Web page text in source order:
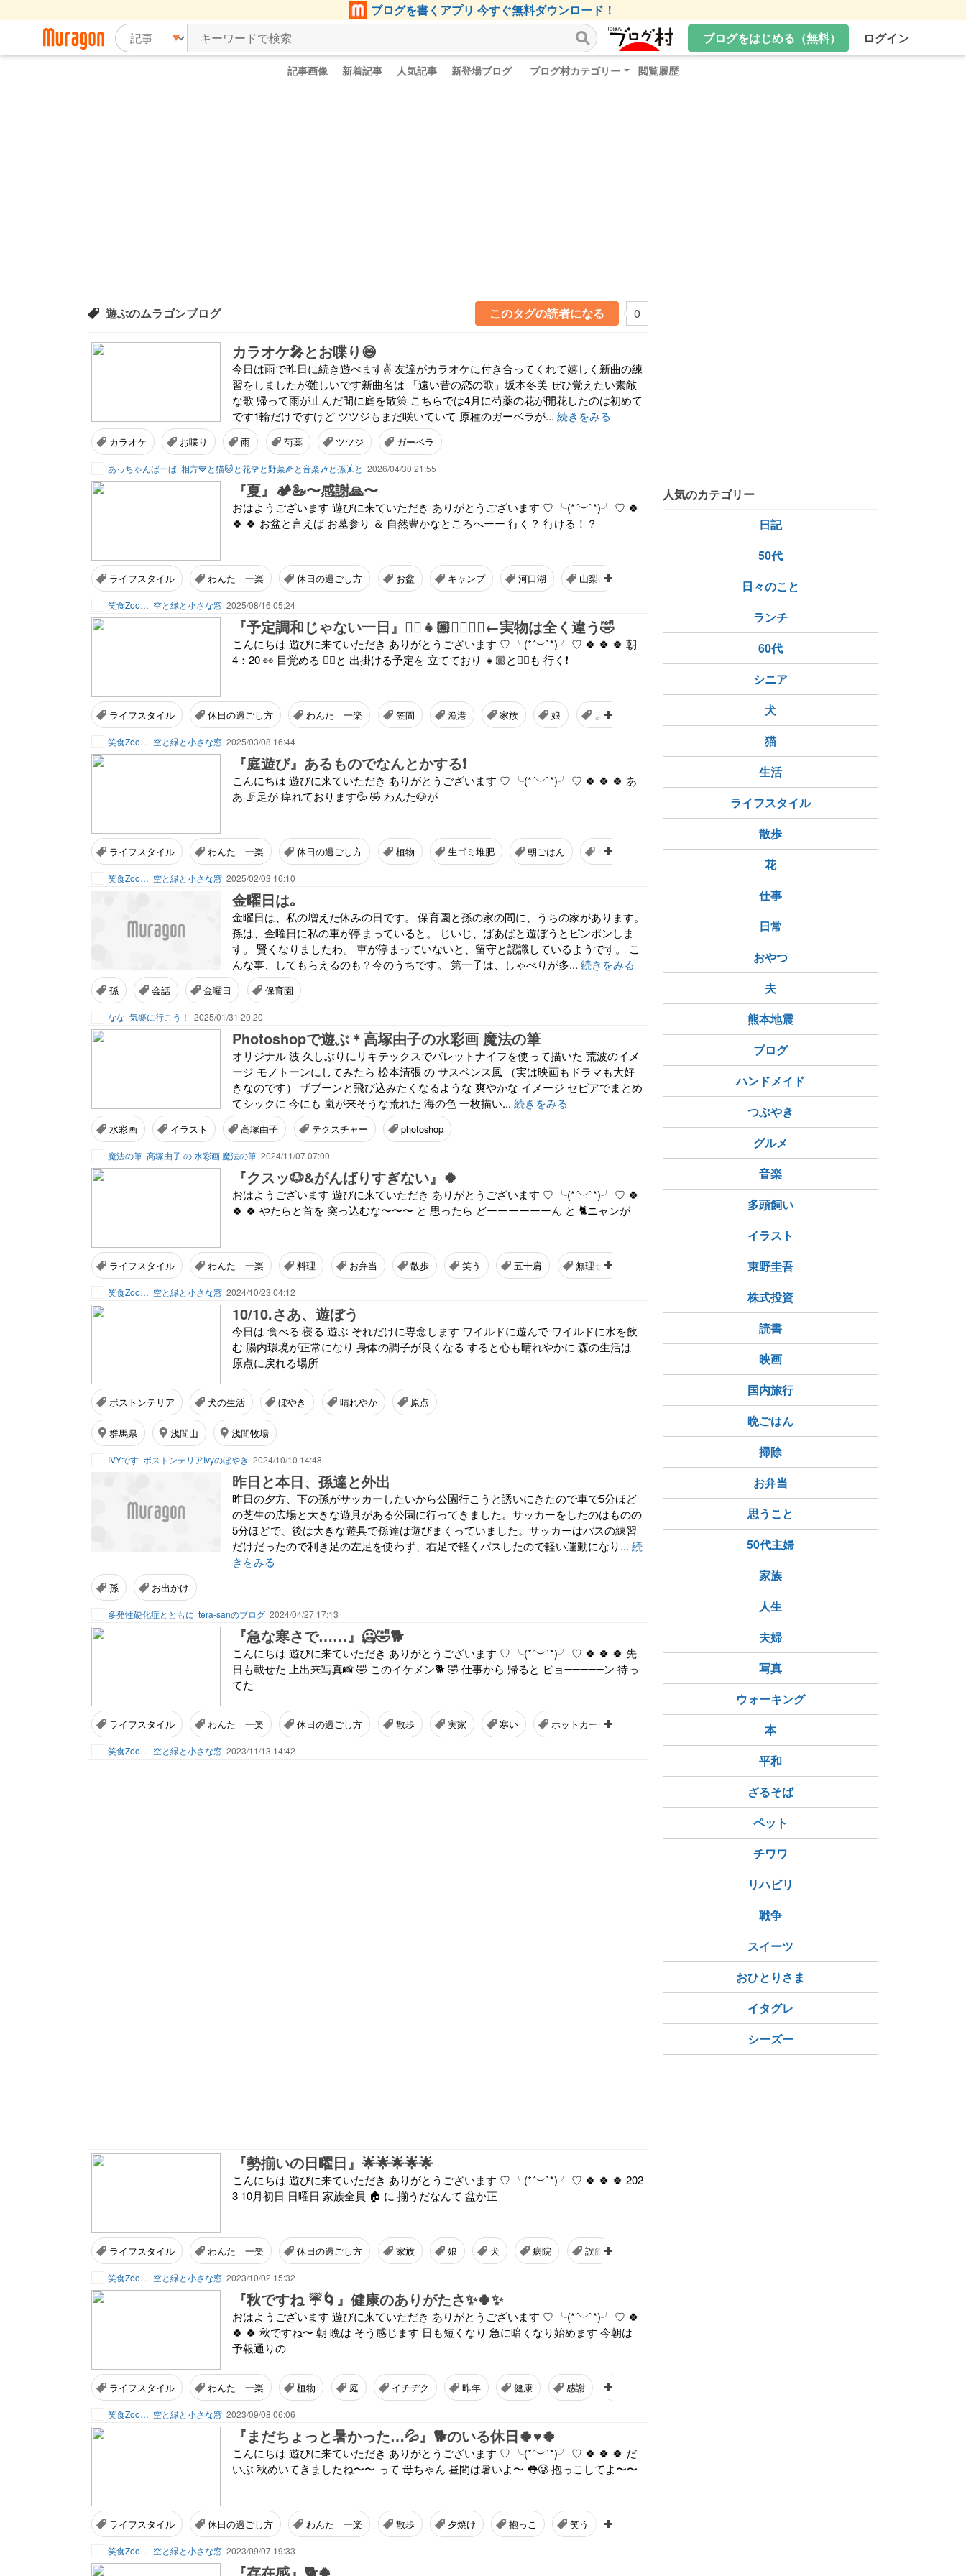
ブログを書くアプリ 今すぐ無料ダウンロード！
ブログをはじめる（無料）
ログイン
記事画像 新着記事 人気記事 新登場ブログ ブログ村カテゴリー 閲覧履歴
遊ぶのムラゴンブログ このタグの読者になる 0
カラオケ🎤とお喋り😄
今日は雨で昨日に続き遊べます✌️ 友達がカラオケに付き合ってくれて嬉しく新曲の練
習をしましたが難しいです新曲名は 「遠い昔の恋の歌」坂本冬美 ぜひ覚えたい素敵
な歌 帰って雨が止んだ間に庭を散策 こちらでは4月に芍薬の花が開花したのは初めて
です1輪だけですけど ツツジもまだ咲いていて 原種のガーベラが... 続きをみる
カラオケ お喋り 雨 芍薬 ツツジ ガーベラ
あっちゃんばーば 相方💙と猫🐱と花🌹と野菜🌽と音楽🎶と孫🤸と 2026/04/30 21:55
『夏』🏕️🦢〜感謝🙏〜
おはようございます 遊びに来ていただき ありがとうございます ♡ ╰(*´︶`*)╯ ♡ 🍀
🍀 🍀 お盆と言えば お墓参り ＆ 自然豊かなところへーー 行く？ 行ける！？
ライフスタイル わんた 一楽 休日の過ごし方 お盆 キャンプ 河口湖 山梨県
笑食Zoo… 空と緑と小さな窓 2025/08/16 05:24
『予定調和じゃない一日』👱‍♀️👧🏼👱‍♂️🙎‍♀️←実物は全く違う🤣
こんにちは 遊びに来ていただき ありがとうございます ♡ ╰(*´︶`*)╯ ♡ 🍀 🍀 🍀 朝
4：20 👀 目覚める 👱‍♀️と 出掛ける予定を 立てており 👧🏼と👱‍♂️も 行く❗
ライフスタイル 休日の過ごし方 わんた 一楽 笠間 漁港 家族 娘 よい一日
笑食Zoo… 空と緑と小さな窓 2025/03/08 16:44
『庭遊び』あるものでなんとかする❗️
こんにちは 遊びに来ていただき ありがとうございます ♡ ╰(*´︶`*)╯ ♡ 🍀 🍀 🍀 あ
あ 🦵足が 痺れております💦 🤣 わんた🐶が
ライフスタイル わんた 一楽 休日の過ごし方 植物 生ゴミ堆肥 朝ごはん やりたいことをやる 癒し かわいい
笑食Zoo… 空と緑と小さな窓 2025/02/03 16:10
金曜日は｡
金曜日は、私の増えた休みの日です。 保育園と孫の家の間に、うちの家があります。
孫は、金曜日に私の車が停まっていると。 じいじ、ばあばと遊ぼうとピンポンしま
す。 賢くなりましたわ。 車が停まっていないと、留守と認識しているようです。 こ
んな事、してもらえるのも？今のうちです。 第一子は、しゃべりが多... 続きをみる
孫 会話 金曜日 保育園
なな 気楽に行こう！ 2025/01/31 20:20
Photoshopで遊ぶ＊高塚由子の水彩画 魔法の筆
オリジナル 波 久しぶりにリキテックスでパレットナイフを使って描いた 荒波のイメ
ージ モノトーンにしてみたら 松本清張 の サスペンス風 （実は映画もドラマも大好
きなのです） ザブーンと飛び込みたくなるような 爽やかな イメージ セピアでまとめ
てシックに 今にも 嵐が来そうな荒れた 海の色 一枚描い... 続きをみる
水彩画 イラスト 高塚由子 テクスチャー photoshop
魔法の筆 高塚由子 の 水彩画 魔法の筆 2024/11/07 07:00
『クスッ🐶&がんばりすぎない』🍀
おはようございます 遊びに来ていただき ありがとうございます ♡ ╰(*´︶`*)╯ ♡ 🍀
🍀 🍀 やたらと首を 突っ込むな〜〜〜 と 思ったら どーーーーーーん と 🐈ニャンが
ライフスタイル わんた 一楽 料理 お弁当 散歩 笑う 五十肩 無理せず
笑食Zoo… 空と緑と小さな窓 2024/10/23 04:12
10/10.さあ、遊ぼう
今日は 食べる 寝る 遊ぶ それだけに専念します ワイルドに遊んで ワイルドに水を飲
む 腸内環境が正常になり 身体の調子が良くなる すると心も晴れやかに 森の生活は
原点に戻れる場所
ボストンテリア 犬の生活 ぼやき 晴れやか 原点
群馬県 浅間山 浅間牧場
IVYです ボストンテリアIvyのぼやき 2024/10/10 14:48
昨日と本日、孫達と外出
昨日の夕方、下の孫がサッカーしたいから公園行こうと誘いにきたので車で5分ほど
の芝生の広場と大きな遊具がある公園に行ってきました。サッカーをしたのはものの
5分ほどで、後は大きな遊具で孫達は遊びまくっていました。サッカーはパスの練習
だけだったので利き足の左足を使わず、右足で軽くパスしたので軽い運動になり... 続
きをみる
孫 お出かけ
多発性硬化症とともに tera-sanのブログ 2024/04/27 17:13
『急な寒さで……』🥶🤣🐕
こんにちは 遊びに来ていただき ありがとうございます ♡ ╰⁠(⁠*⁠´⁠︶⁠`⁠*⁠)⁠╯ ♡ 🍀 🍀 🍀 先
日も載せた 上出来写真📸 🤣 このイケメン🐕 🤣 仕事から 帰ると ピョ➖➖➖➖➖ン 待っ
てた
ライフスタイル わんた 一楽 休日の過ごし方 散歩 実家 寒い ホットカーペット
笑食Zoo… 空と緑と小さな窓 2023/11/13 14:42
『勢揃いの日曜日』🌟🌟🌟🌟🌟
こんにちは 遊びに来ていただき ありがとうございます ♡ ╰⁠(⁠*⁠´⁠︶⁠`⁠*⁠)⁠╯ ♡ 🍀 🍀 🍀 202
3 10月初日 日曜日 家族全員 🏠 に 揃うだなんて 盆か正
ライフスタイル わんた 一楽 休日の過ごし方 家族 娘 犬 病院 誤飲
笑食Zoo… 空と緑と小さな窓 2023/10/02 15:32
『秋ですね ☔🌀』健康のありがたさ✨🍀✨
おはようございます 遊びに来ていただき ありがとうございます ♡ ╰⁠(⁠*⁠´⁠︶⁠`⁠*⁠)⁠╯ ♡ 🍀
🍀 🍀 秋ですね〜 朝 晩は そう感じます 日も短くなり 急に暗くなり始めます 今朝は
予報通りの
ライフスタイル わんた 一楽 植物 庭 イチヂク 昨年 健康 感謝
笑食Zoo… 空と緑と小さな窓 2023/09/08 06:06
『まだちょっと暑かった…💦』🐕のいる休日🍀♥🍀
こんにちは 遊びに来ていただき ありがとうございます ♡ ╰⁠(⁠*⁠´⁠︶⁠`⁠*⁠)⁠╯ ♡ 🍀 🍀 🍀 だ
いぶ 秋めいてきましたね〜〜 って 母ちゃん 昼間は暑いよ〜 👅🥲 抱っこしてよ〜〜
ライフスタイル 休日の過ごし方 わんた 一楽 散歩 夕焼け 抱っこ 笑う
笑食Zoo… 空と緑と小さな窓 2023/09/07 19:33
人気のカテゴリー
日記
50代
日々のこと
ランチ
60代
シニア
犬
猫
生活
ライフスタイル
散歩
花
仕事
日常
おやつ
夫
熊本地震
ブログ
ハンドメイド
つぶやき
グルメ
音楽
多頭飼い
イラスト
東野圭吾
株式投資
読書
映画
国内旅行
晩ごはん
掃除
お弁当
思うこと
50代主婦
家族
人生
夫婦
写真
ウォーキング
本
平和
ざるそば
ペット
チワワ
リハビリ
戦争
スイーツ
おひとりさま
イタグレ
シーズー